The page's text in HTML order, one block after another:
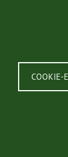
COOKIE-
Impressum